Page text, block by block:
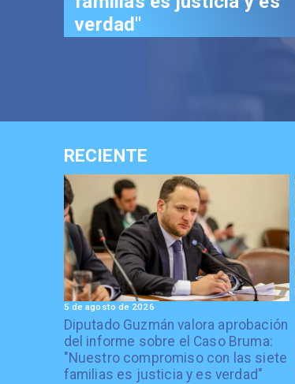
RECIENTE
Diputado Guzmán valora aprobación
del informe sobre el Caso Bruma:
"Nuestro compromiso con las siete
familias es justicia y es verdad"
5 de agosto de 2026